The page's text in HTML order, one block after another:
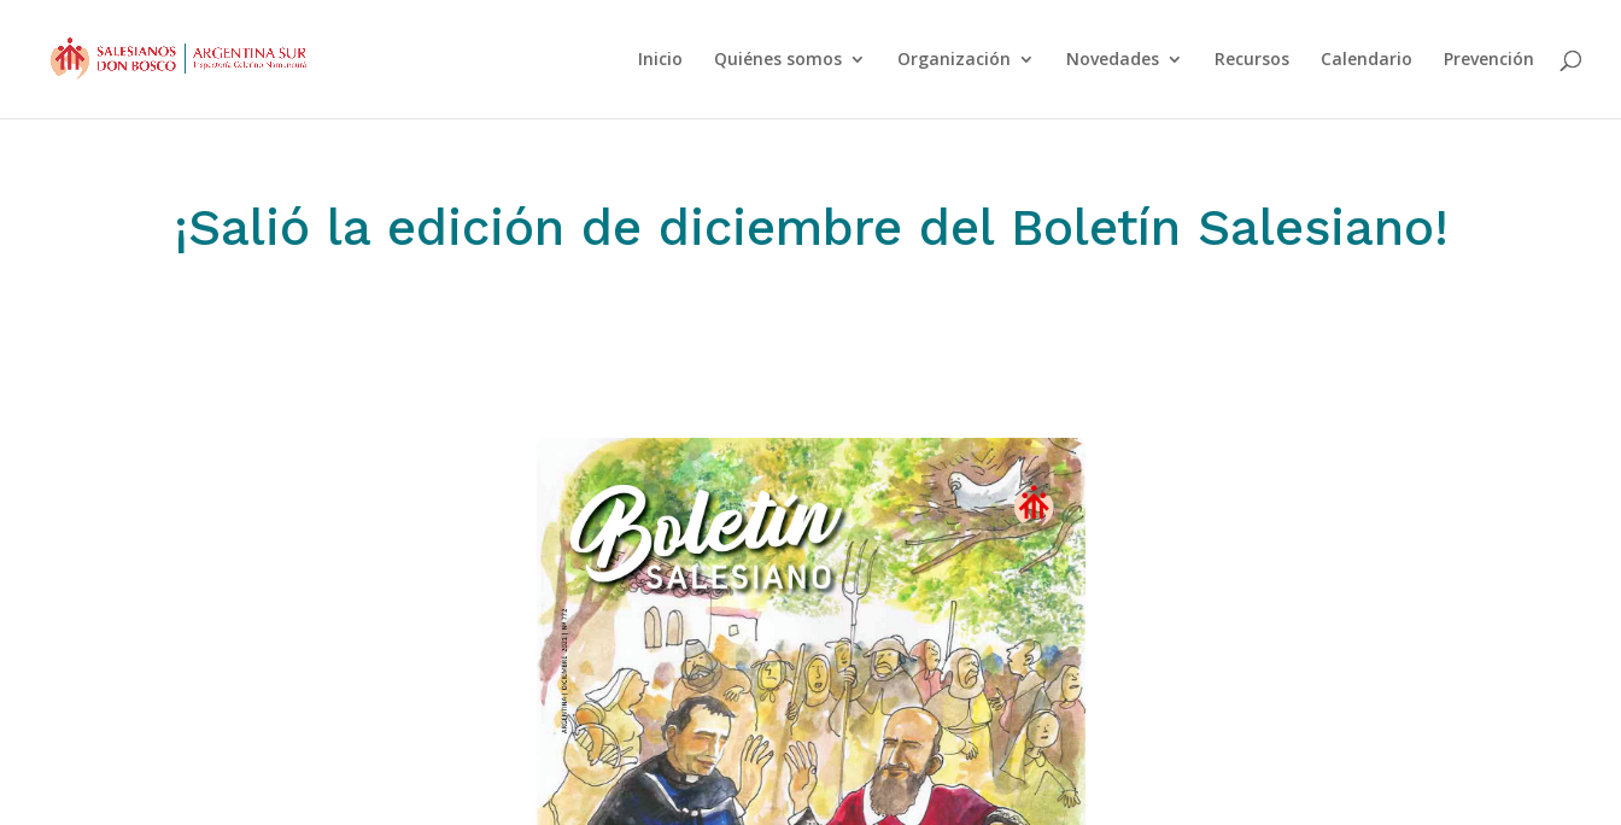
Inicio Quiénes somos Organización Novedades Recursos Calendario Prevención
¡Salió la edición de diciembre del Boletín Salesiano!